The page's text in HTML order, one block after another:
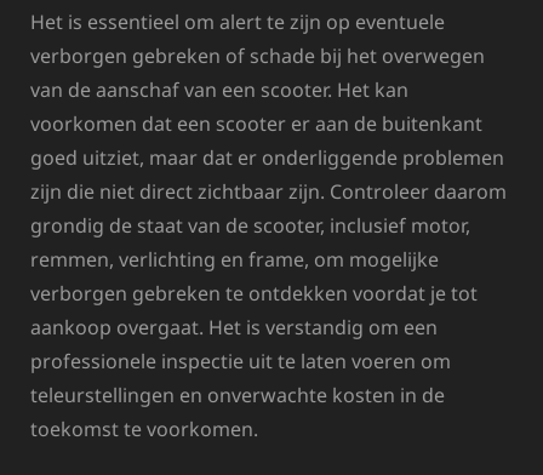
Het is essentieel om alert te zijn op eventuele
verborgen gebreken of schade bij het overwegen
van de aanschaf van een scooter. Het kan
voorkomen dat een scooter er aan de buitenkant
goed uitziet, maar dat er onderliggende problemen
zijn die niet direct zichtbaar zijn. Controleer daarom
grondig de staat van de scooter, inclusief motor,
remmen, verlichting en frame, om mogelijke
verborgen gebreken te ontdekken voordat je tot
aankoop overgaat. Het is verstandig om een
professionele inspectie uit te laten voeren om
teleurstellingen en onverwachte kosten in de
toekomst te voorkomen.